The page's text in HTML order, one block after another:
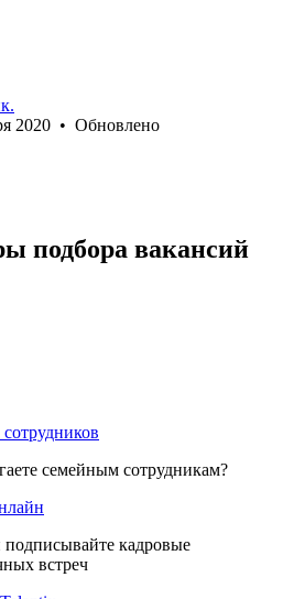
2020 • Обновлено
подбора вакансий
семейным сотрудникам?
подписывайте кадровые
встреч